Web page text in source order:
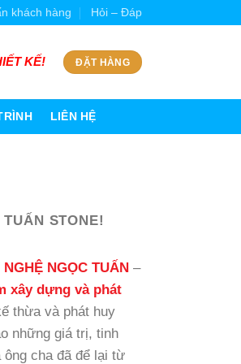
khách hàng Hỏi – Đáp
KẾ! ĐẶT HÀNG
LIÊN HỆ
TUẤN STONE!
NGỌC TUẤN –
xây dựng và phát
thừa và phát huy
những giá trị, tinh
ông cha đã để lại từ